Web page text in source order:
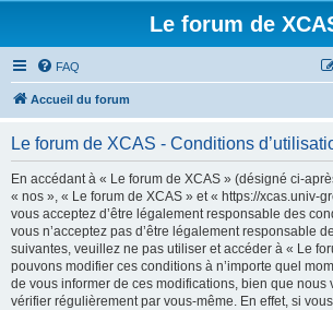
Le forum de
FAQ
Accueil du forum
Le forum de XCAS - Conditions
En accédant à « Le forum de XCAS » (désigné ci-
« nos », « Le forum de XCAS » et « https://xcas.univ-
vous acceptez d’être légalement responsable des
vous n’acceptez pas d’être légalement responsable
suivantes, veuillez ne pas utiliser et accéder à « Le
pouvons modifier ces conditions à n’importe quel
de vous informer de ces modifications, bien que nous
vérifier régulièrement par vous-même. En effet, si